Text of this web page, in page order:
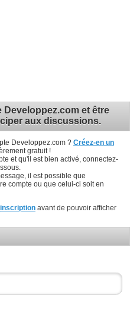
et être
aux discussions.
Developpez.com ? Créez-en un
gratuit !
et qu'il est bien activé, connectez-
il est possible que
compte ou que celui-ci soit en
inscription avant de pouvoir afficher